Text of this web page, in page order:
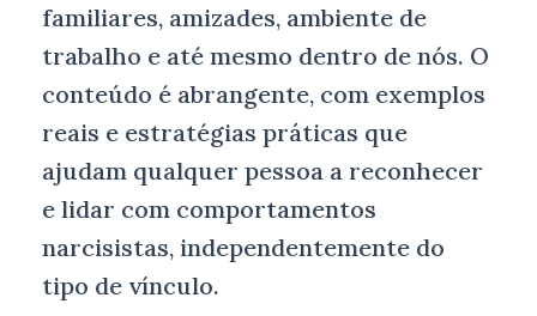
familiares, amizades, ambiente de
trabalho e até mesmo dentro de nós. O
conteúdo é abrangente, com exemplos
reais e estratégias práticas que
ajudam qualquer pessoa a reconhecer
e lidar com comportamentos
narcisistas, independentemente do
tipo de vínculo.